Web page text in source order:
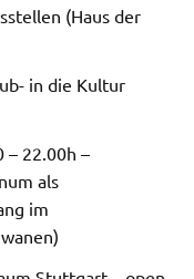
(Haus der
in die Kultur
– 22.00h –
als
im